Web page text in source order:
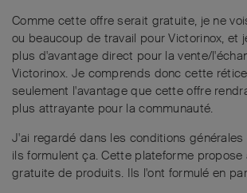
Comme cette offre serait gratuite, je ne
ou beaucoup de travail pour Victorinox, et
plus d'avantage direct pour la vente/
Victorinox. Je comprends donc cette
seulement l'avantage que cette offre
plus attrayante pour la communauté.
J'ai regardé dans les conditions
ils formulent ça. Cette plateforme propose
gratuite de produits. Ils l'ont formulé en